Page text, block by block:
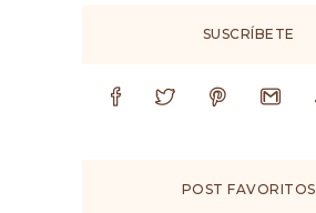
SUSCRÍBETE
POST FAVORITOS